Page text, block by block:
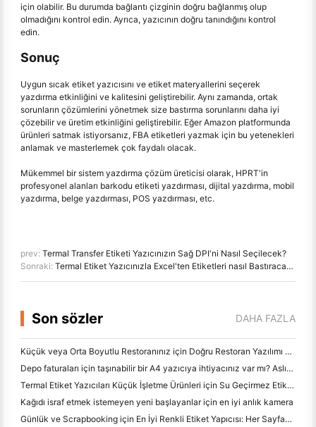
için olabilir. Bu durumda bağlantı çizginin doğru bağlanmış olup
olmadığını kontrol edin. Ayrıca, yazıcının doğru tanındığını kontrol
edin.
Sonuç
Uygun sıcak etiket yazıcısını ve etiket materyallerini seçerek
yazdırma etkinliğini ve kalitesini geliştirebilir. Aynı zamanda, ortak
sorunların çözümlerini yönetmek size bastırma sorunlarını daha iyi
çözebilir ve üretim etkinliğini geliştirebilir. Eğer Amazon platformunda
ürünleri satmak istiyorsanız, FBA etiketleri yazmak için bu yetenekleri
anlamak ve masterlemek çok faydalı olacak.
Mükemmel bir sistem yazdırma çözüm üreticisi olarak, HPRT'in
profesyonel alanları barkodu etiketi yazdırması, dijital yazdırma, mobil
yazdırma, belge yazdırması, POS yazdırması, etc.
prev: Termal Transfer Etiketi Yazıcınızın Sağ DPI'ni Nasıl Seçilecek?
Sonraki: Termal Etiket Yazıcınızla Excel'ten Etiketleri nasıl Bastıracağız
Son sözler DAHA FAZLA
Küçük veya Orta Boyutlu Restoranınız için Doğru Restoran Yazılımı Nasıl Seçilir
Depo faturaları için taşınabilir bir A4 yazıcıya ihtiyacınız var mı? Aslında ne çalışır
Termal Etiket Yazıcıları Küçük İşletme Ürünleri için Su Geçirmez Etiketler Yapabilir mi?
Kağıdı israf etmek istemeyen yeni başlayanlar için en iyi anlık kamera
Günlük ve Scrapbooking için En İyi Renkli Etiket Yapıcısı: Her Sayfaya Daha Fazla Renk Ekle